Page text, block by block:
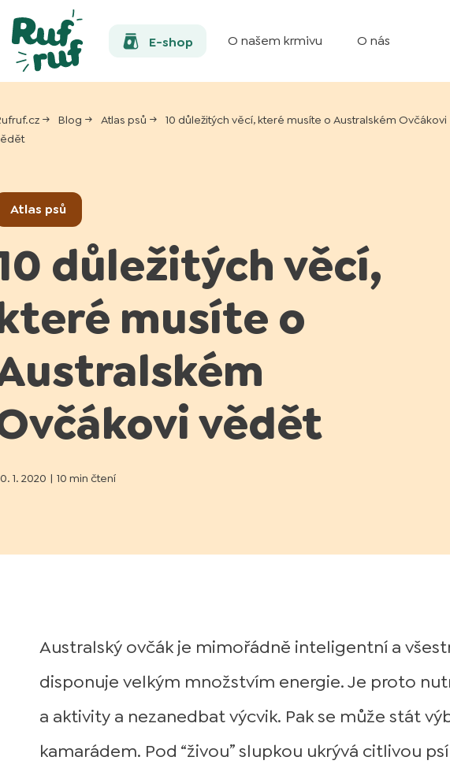
E-shop O našem krmivu O nás
Blog Atlas psů
10 důležitých věcí, které musíte o Australském Ovčákovi
Atlas psů
důležitých věcí,
musíte o
vědět
1. 2020 | 10 min čtení
Australský ovčák je mimořádně inteligentní a
disponuje velkým množstvím energie. Je proto
a aktivity a nezanedbat výcvik. Pak se může stát
kamarádem. Pod “živou” slupkou ukrývá citlivou